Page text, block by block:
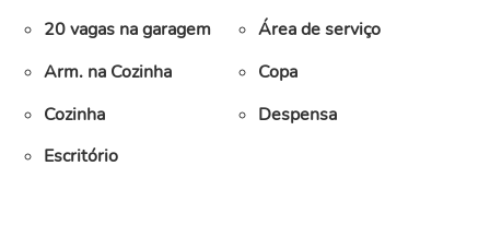
20 vagas na garagem
Área de serviço
Arm. na Cozinha
Copa
Cozinha
Despensa
Escritório